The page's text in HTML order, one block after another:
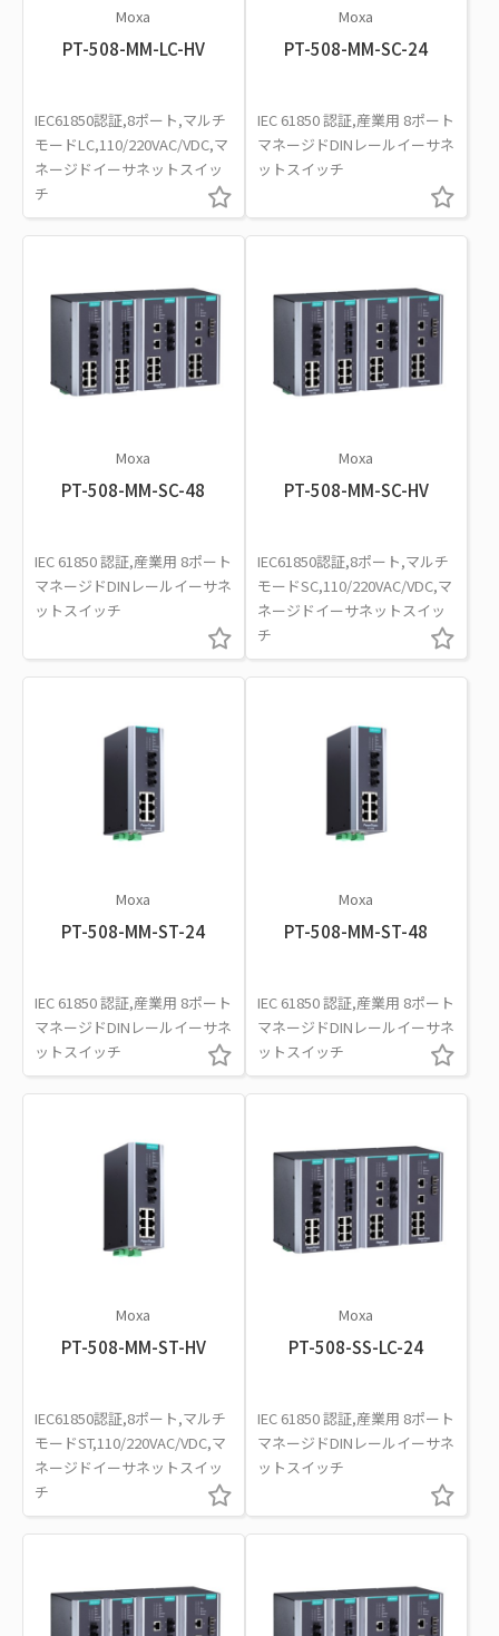
Moxa
PT-508-MM-LC-HV
IEC61850認証,8ポート,マルチ
モードLC,110/220VAC/VDC,マ
ネージドイーサネットスイッ
チ
Moxa
PT-508-MM-SC-24
IEC 61850 認証,産業用 8ポート
マネージドDINレールイーサネ
ットスイッチ
Moxa
PT-508-MM-SC-48
IEC 61850 認証,産業用 8ポート
マネージドDINレールイーサネ
ットスイッチ
Moxa
PT-508-MM-SC-HV
IEC61850認証,8ポート,マルチ
モードSC,110/220VAC/VDC,マ
ネージドイーサネットスイッ
チ
Moxa
PT-508-MM-ST-24
IEC 61850 認証,産業用 8ポート
マネージドDINレールイーサネ
ットスイッチ
Moxa
PT-508-MM-ST-48
IEC 61850 認証,産業用 8ポート
マネージドDINレールイーサネ
ットスイッチ
Moxa
PT-508-MM-ST-HV
IEC61850認証,8ポート,マルチ
モードST,110/220VAC/VDC,マ
ネージドイーサネットスイッ
チ
Moxa
PT-508-SS-LC-24
IEC 61850 認証,産業用 8ポート
マネージドDINレールイーサネ
ットスイッチ